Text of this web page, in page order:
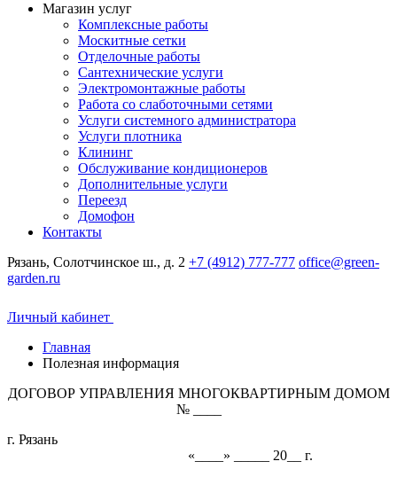
Магазин услуг
Комплексные работы
Москитные сетки
Отделочные работы
Сантехнические услуги
Электромонтажные работы
Работа со слаботочными сетями
Услуги системного администратора
Услуги плотника
Клининг
Обслуживание кондиционеров
Дополнительные услуги
Переезд
Домофон
Контакты
Рязань, Солотчинское ш., д. 2 +7 (4912) 777-777 office@green-
garden.ru
Личный кабинет
Главная
Полезная информация
ДОГОВОР УПРАВЛЕНИЯ МНОГОКВАРТИРНЫМ ДОМОМ
№ ____
г. Рязань
«____» _____ 20__ г.